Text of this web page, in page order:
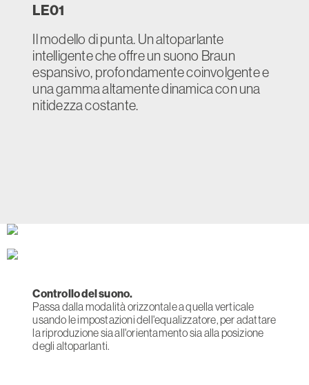
LE01
Il modello di punta. Un altoparlante
intelligente che offre un suono Braun
espansivo, profondamente coinvolgente e
una gamma altamente dinamica con una
nitidezza costante.
Controllo del suono.
Passa dalla modalità orizzontale a quella verticale
usando le impostazioni dell'equalizzatore, per adattare
la riproduzione sia all'orientamento sia alla posizione
degli altoparlanti.